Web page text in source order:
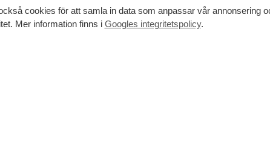
cookies för att samla in data som anpassar vår annonsering
Mer information finns i Googles integritetspolicy.